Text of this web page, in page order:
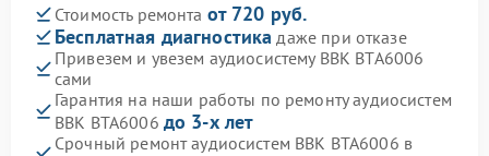
Стоимость ремонта от 720 руб.
Бесплатная диагностика даже при отказе
Привезем и увезем аудиосистему BBK BTA6006
сами
Гарантия на наши работы по ремонту аудиосистем
BBK BTA6006 до 3-х лет
Срочный ремонт аудиосистем BBK BTA6006 в